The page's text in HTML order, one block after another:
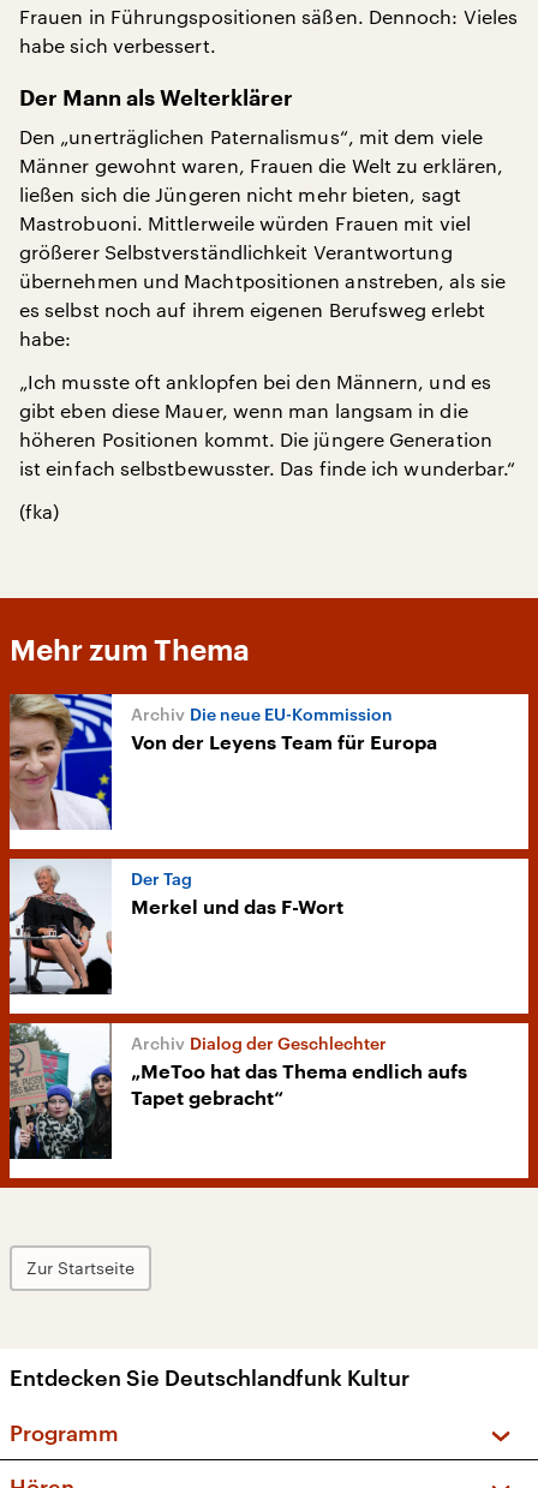
Frauen in Führungspositionen säßen. Dennoch: Vieles
habe sich verbessert.
Der Mann als Welterklärer
Den „unerträglichen Paternalismus“, mit dem viele
Männer gewohnt waren, Frauen die Welt zu erklären,
ließen sich die Jüngeren nicht mehr bieten, sagt
Mastrobuoni. Mittlerweile würden Frauen mit viel
größerer Selbstverständlichkeit Verantwortung
übernehmen und Machtpositionen anstreben, als sie
es selbst noch auf ihrem eigenen Berufsweg erlebt
habe:
„Ich musste oft anklopfen bei den Männern, und es
gibt eben diese Mauer, wenn man langsam in die
höheren Positionen kommt. Die jüngere Generation
ist einfach selbstbewusster. Das finde ich wunderbar.“
(fka)
Mehr zum Thema
Die neue EU-Kommission
Von der Leyens Team für Europa
Der Tag
Merkel und das F-Wort
Dialog der Geschlechter
„MeToo hat das Thema endlich aufs
Tapet gebracht“
Zur Startseite
Entdecken Sie Deutschlandfunk Kultur
Programm